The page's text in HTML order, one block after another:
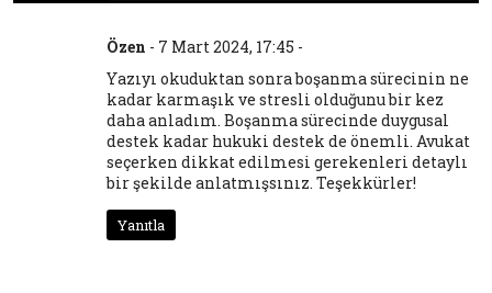
Özen - 7 Mart 2024, 17:45 -
Yazıyı okuduktan sonra boşanma sürecinin ne
kadar karmaşık ve stresli olduğunu bir kez
daha anladım. Boşanma sürecinde duygusal
destek kadar hukuki destek de önemli. Avukat
seçerken dikkat edilmesi gerekenleri detaylı
bir şekilde anlatmışsınız. Teşekkürler!
Yanıtla